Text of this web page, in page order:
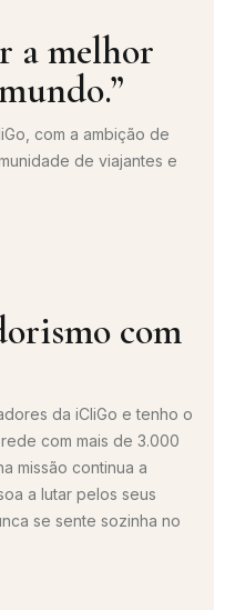
a melhor
com a ambição de
de viajantes e
com
da iCliGo e tenho o
com mais de 3.000
missão continua a
a lutar pelos seus
se sente sozinha no